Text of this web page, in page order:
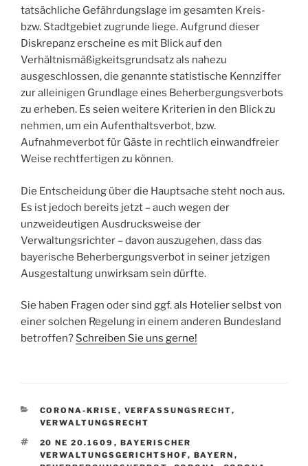
tatsächliche Gefährdungslage im gesamten Kreis-
bzw. Stadtgebiet zugrunde liege. Aufgrund dieser
Diskrepanz erscheine es mit Blick auf den
Verhältnismäßigkeitsgrundsatz als nahezu
ausgeschlossen, die genannte statistische Kennziffer
zur alleinigen Grundlage eines Beherbergungsverbots
zu erheben. Es seien weitere Kriterien in den Blick zu
nehmen, um ein Aufenthaltsverbot, bzw.
Aufnahmeverbot für Gäste in rechtlich einwandfreier
Weise rechtfertigen zu können.
Die Entscheidung über die Hauptsache steht noch aus.
Es ist jedoch bereits jetzt – auch wegen der
unzweideutigen Ausdrucksweise der
Verwaltungsrichter – davon auszugehen, dass das
bayerische Beherbergungsverbot in seiner jetzigen
Ausgestaltung unwirksam sein dürfte.
Sie haben Fragen oder sind ggf. als Hotelier selbst von
einer solchen Regelung in einem anderen Bundesland
betroffen? Schreiben Sie uns gerne!
KATEGORIEN
CORONA-KRISE , VERFASSUNGSRECHT,
VERWALTUNGSRECHT
SCHLAGWÖRTER
20 NE 20.1609 , BAYERISCHER
VERWALTUNGSGERICHTSHOF, BAYERN ,